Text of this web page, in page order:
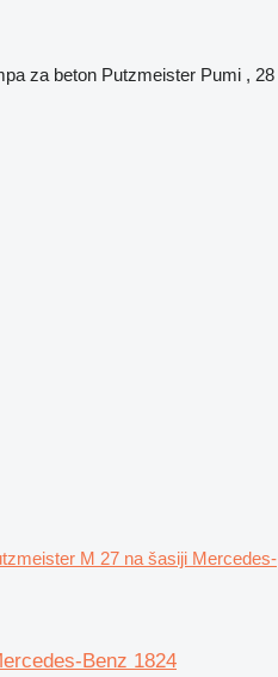
za beton Putzmeister Pumi , 28
M 27 na šasiji Mercedes-
Benz 1824